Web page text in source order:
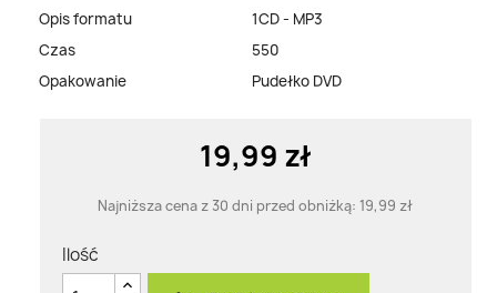
Opis formatu
1CD - MP3
Czas
550
Opakowanie
Pudełko DVD
19,99 zł
Najniższa cena z 30 dni przed obniżką:19,99 zł
Ilość